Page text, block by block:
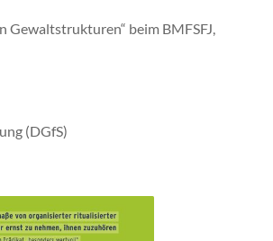
Gewaltstrukturen“ beim BMFSFJ,
(DGfS)